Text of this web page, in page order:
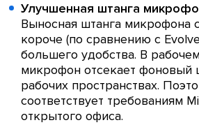
Улучшенная штанга
Выносная штанга микрофона
короче (по сравнению с
большего удобства. В
микрофон отсекает фоновый
рабочих пространствах.
соответствует требованиям
открытого офиса.